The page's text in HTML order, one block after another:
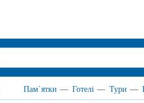
Пам`ятки — Готелі — Тури —